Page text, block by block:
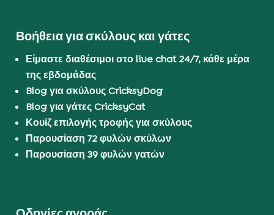
Βοήθεια για σκύλους και γάτες
Είμαστε διαθέσιμοι στο live chat 24/7, κάθε μέρα
της εβδομάδας
Blog για σκύλους CricksyDog
Blog για γάτες CricksyCat
Κουίζ επιλογής τροφής για σκύλους
Παρουσίαση 72 φυλών σκύλων
Παρουσίαση 39 φυλών γατών